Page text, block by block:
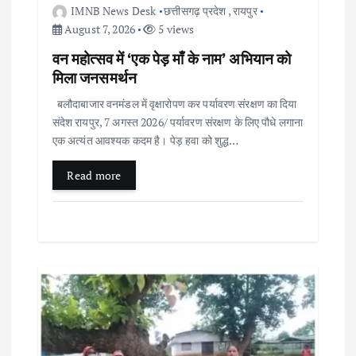
IMNB News Desk छत्तीसगढ़ प्रदेश ,रायपुर
August 7, 2026
5 views
वन महोत्सव में ‘एक पेड़ माँ के नाम’ अभियान को
मिला जनसमर्थन
बलौदाबाजार वनमंडल में वृक्षारोपण कर पर्यावरण संरक्षण का दिया
संदेश रायपुर, 7 अगस्त 2026/ पर्यावरण संरक्षण के लिए पौधे लगाना
एक अत्यंत आवश्यक कदम है। पेड़ हवा को शुद्ध…
Read more